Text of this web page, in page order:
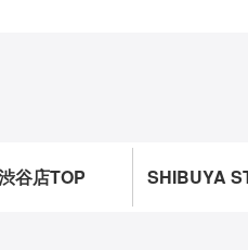
谷店TOP SHIBUYA